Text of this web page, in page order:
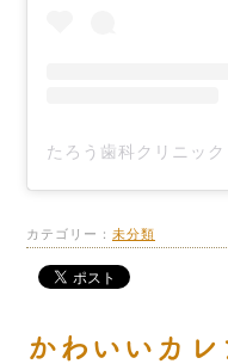
たろう歯科クリニック
カテゴリー： 未分類
かわいいカレ